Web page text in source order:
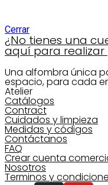
Cerrar
¿No tienes una
aquí para realizar
Una alfombra única
espacio, para cada
Atelier
Catálogos
Contract
Cuidados y limpieza
Medidas y códigos
Contáctanos
FAQ
Crear cuenta
Nosotros
Terminos y